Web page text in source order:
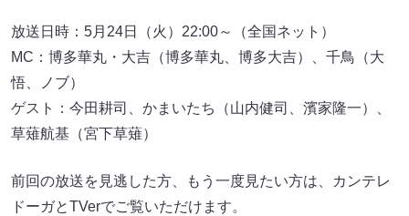
放送日時：5月24日（火）22:00～（全国ネット）
MC：博多華丸・大吉（博多華丸、博多大吉）、千鳥（大
悟、ノブ）
ゲスト：今田耕司、かまいたち（山内健司、濱家隆一）、
草薙航基（宮下草薙）
前回の放送を見逃した方、もう一度見たい方は、カンテレ
ドーガとTVerでご覧いただけます。